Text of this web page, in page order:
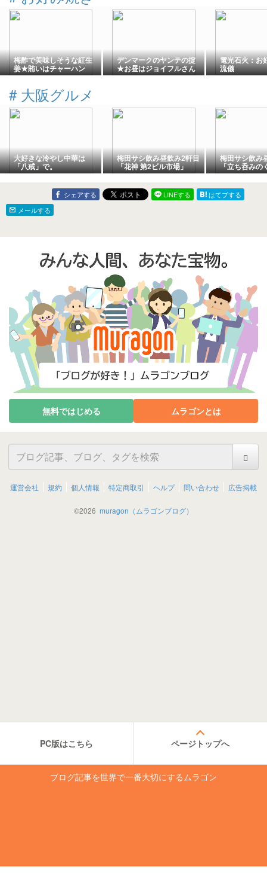
梅酢で美味しそうな紅生
姜★賄いはチャーハン
デンマークのヤンテの掟
★お昼はジョイフルさん
電光石火：お
流儀
# 大阪グルメ
大好きな冷やし中華は
「八戒」で。
梅田サシ飲み昼飲み2軒目
「花神 第2ビル市場」
梅田サシ飲み
「立ち呑みの
シェアする LINEする
はてブする
メールする
無料ではじめる ムラゴンとは
運営会社 規約 個人情報 特定商取引 ヘルプ 問い合わせ 広告掲載
©2026 muragon（ムラゴンブログ）
PC版はこちら ページトップへ
ブログ記事を世界で一番大切にするムラゴン